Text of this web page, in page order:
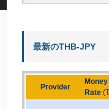
最新のTHB-JPY